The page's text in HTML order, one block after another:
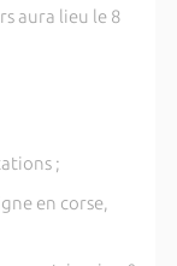
aura lieu le 8
;
en corse,